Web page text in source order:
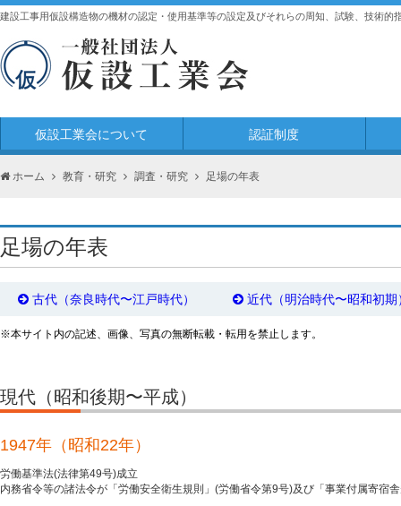
建設工事用仮設構造物の機材の認定・使用基準等の設定及びそれらの周知、試験、技術的
仮設工業会について 認証制度
ホーム 教育・研究 調査・研究 足場の年表
足場の年表
古代（奈良時代〜江戸時代） 近代（明治時代〜昭和初期
※本サイト内の記述、画像、写真の無断転載・転用を禁止します。
現代（昭和後期〜平成）
1947年（昭和22年）
労働基準法(法律第49号)成立
内務省令等の諸法令が「労働安全衛生規則」(労働省令第9号)及び「事業付属寄宿